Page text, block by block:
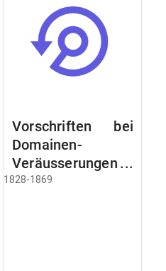
Vorschriften bei
Domainen-
Veräusserungen
und
1828-1869